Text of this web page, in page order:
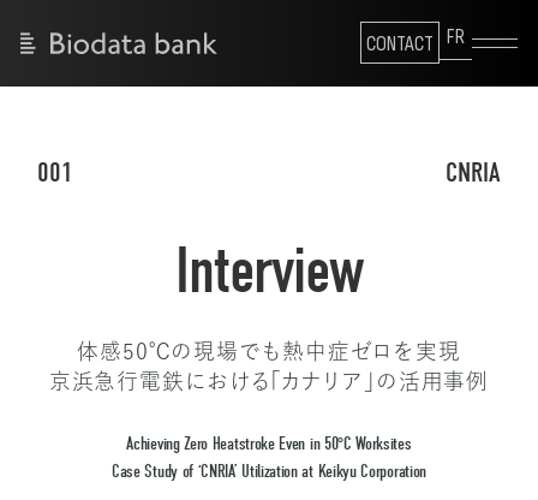
CONTACT FR
001 CNRIA
Interview
体感50℃の現場でも熱中症ゼロを実現
京浜急行電鉄における「カナリア」の活用事例
Achieving Zero Heatstroke Even in 50°C Worksites
Case Study of ‘CNRIA’ Utilization at Keikyu Corporation